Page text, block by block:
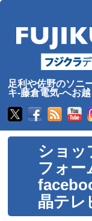
足利や佐野のソニ
キ-藤倉電気-へお
ショッ
フォー
晶テレ